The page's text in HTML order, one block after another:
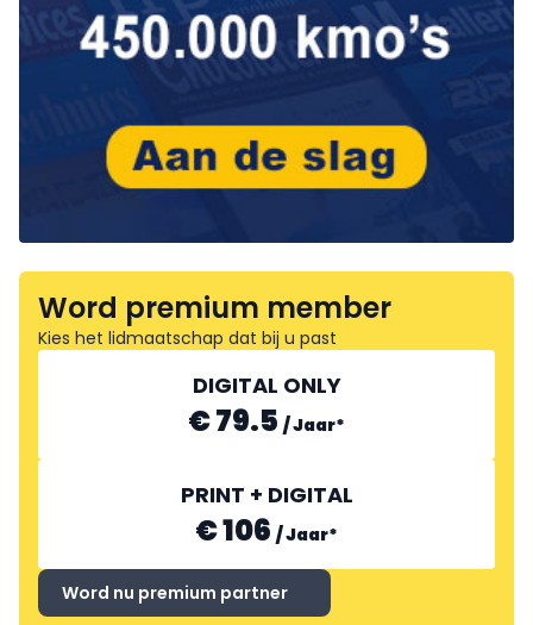
Word premium member
Kies het lidmaatschap dat bij u past
DIGITAL ONLY
€ 79.5 /Jaar*
PRINT + DIGITAL
€ 106 /Jaar*
Word nu premium partner